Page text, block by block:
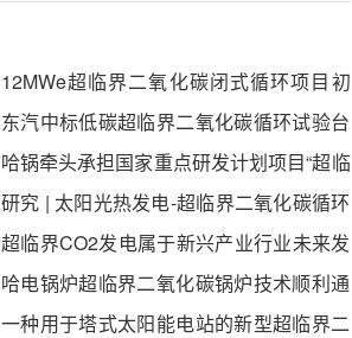
12MWe超临界二氧化碳闭式循环项目初
步设计通过国家电力投资集团评审
东汽中标低碳超临界二氧化碳循环试验台
主压缩机及其驱动与辅助系统
哈锅牵头承担国家重点研发计划项目“超临
界CO2锅炉质量评价技术体系研究与示范
应用”
研究 | 太阳光热发电-超临界二氧化碳循环
系统经济性分析与优化
超临界CO2发电属于新兴产业行业未来发
展潜力巨大
哈电锅炉超临界二氧化碳锅炉技术顺利通
过国家安全与节能技术委员会评审
一种用于塔式太阳能电站的新型超临界二